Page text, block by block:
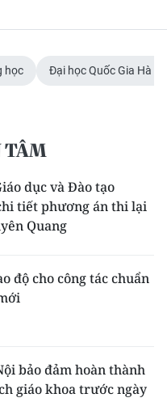
học Đại học Quốc Gia Hà
TÂM
dục và Đào tạo
tiết phương án thi lại
Quang
độ cho công tác chuẩn
bảo đảm hoàn thành
giáo khoa trước ngày